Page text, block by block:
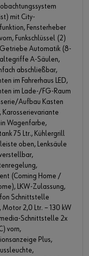
mit City-
Fensterheber
Funkschlüssel (2)
Automatik (8-
A-Säulen,
abschließbar,
im Fahrerhaus LED,
im Lade-/FG-Raum
Aufbau Kasten
Karosserievariante
in Wagenfarbe,
75 Ltr., Kühlergrill
oben, Lenksäule
(Coming Home /
LKW-Zulassung,
Schnittstelle
Motor 2,0 Ltr. – 130 kW
Schnittstelle 2x
vorn,
Plus,